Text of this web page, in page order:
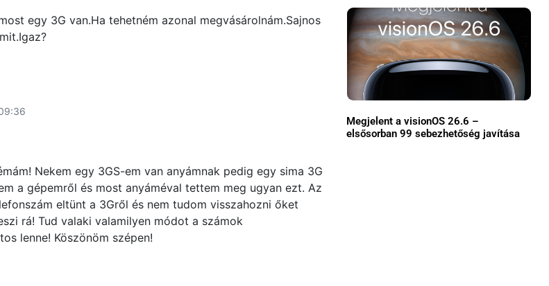
egy 3G van.Ha tehetném azonal megvásárolnám.Sajnos
Nekem egy 3GS-em van anyámnak pedig egy sima 3G
a gépemről és most anyáméval tettem meg ugyan ezt. Az
eltünt a 3Gről és nem tudom visszahozni őket
rá! Tud valaki valamilyen módot a számok
lenne! Köszönöm szépen!
Megjelent a visionOS 26.6 –
elsősorban 99 sebezhetőség javítása
Közösség
GYIK
Használt Apple
Apple szerviz